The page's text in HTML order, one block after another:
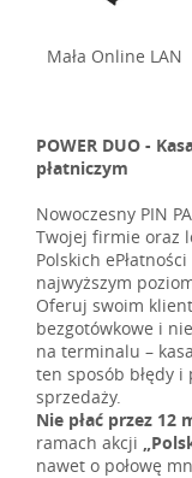
Mała Online LAN
POWER DUO -
płatniczym
Nowoczesny PIN
Twojej firmie oraz
Polskich
najwyższym
Oferuj swoim
bezgotówkowe i
na terminalu –
ten sposób błędy i
sprzedaży.
Nie płać przez 12
ramach akcji
nawet o połowę